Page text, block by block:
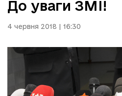
До уваги ЗМІ!
4 червня 2018 | 16:30